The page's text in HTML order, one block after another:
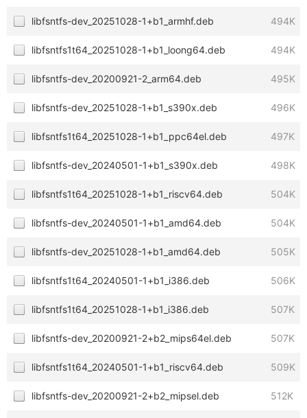
libfsntfs-dev_20251028-1+b1_armhf.deb 494K
libfsntfs1t64_20251028-1+b1_loong64.deb 494K
libfsntfs-dev_20200921-2_arm64.deb 495K
libfsntfs-dev_20251028-1+b1_s390x.deb 496K
libfsntfs1t64_20251028-1+b1_ppc64el.deb 497K
libfsntfs-dev_20240501-1+b1_s390x.deb 498K
libfsntfs1t64_20251028-1+b1_riscv64.deb 504K
libfsntfs-dev_20240501-1+b1_amd64.deb 504K
libfsntfs-dev_20251028-1+b1_amd64.deb 505K
libfsntfs1t64_20240501-1+b1_i386.deb 506K
libfsntfs1t64_20251028-1+b1_i386.deb 507K
libfsntfs-dev_20200921-2+b2_mips64el.deb 507K
libfsntfs1t64_20240501-1+b1_riscv64.deb 509K
libfsntfs-dev_20200921-2+b2_mipsel.deb 512K